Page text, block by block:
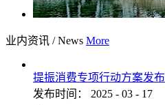
业内资讯 / News More
提振消费专项行动方案发布
发布时间：
2025 - 03 - 17